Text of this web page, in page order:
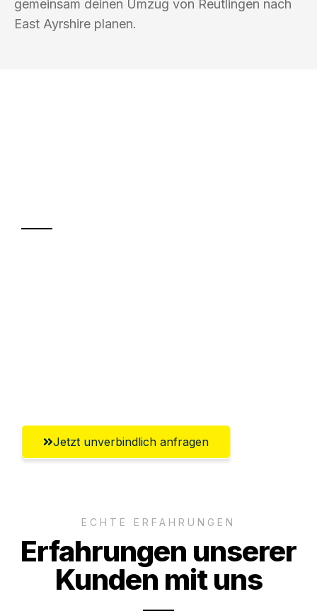
gemeinsam deinen Umzug von Reutlingen nach
East Ayrshire planen.
Jetzt unverbindlich anfragen
ECHTE ERFAHRUNGEN
Erfahrungen unserer
Kunden mit uns